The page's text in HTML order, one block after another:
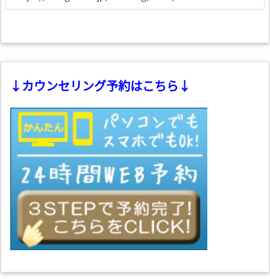
↓カウンセリング予約はこちら↓